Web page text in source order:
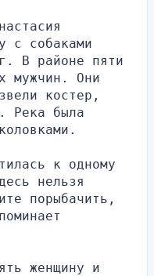
с собаками
В районе пяти
мужчин. Они
костер,
Река была
к одному
нельзя
порыбачить,
женщину и